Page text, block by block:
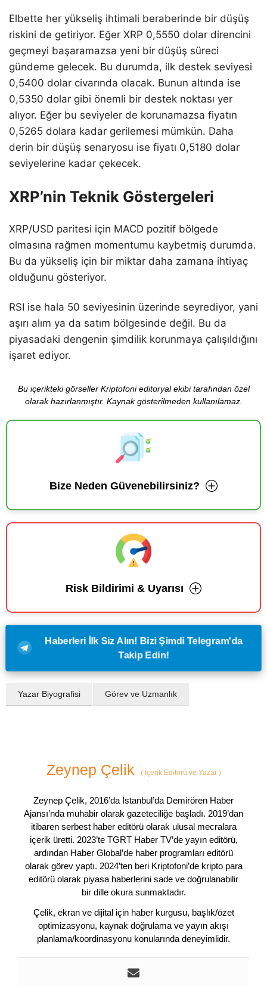
Elbette her yükseliş ihtimali beraberinde bir düşüş
riskini de getiriyor. Eğer XRP 0,5550 dolar direncini
geçmeyi başaramazsa yeni bir düşüş süreci
gündeme gelecek. Bu durumda, ilk destek seviyesi
0,5400 dolar civarında olacak. Bunun altında ise
0,5350 dolar gibi önemli bir destek noktası yer
alıyor. Eğer bu seviyeler de korunamazsa fiyatın
0,5265 dolara kadar gerilemesi mümkün. Daha
derin bir düşüş senaryosu ise fiyatı 0,5180 dolar
seviyelerine kadar çekecek.
XRP’nin Teknik Göstergeleri
XRP/USD paritesi için MACD pozitif bölgede
olmasına rağmen momentumu kaybetmiş durumda.
Bu da yükseliş için bir miktar daha zamana ihtiyaç
olduğunu gösteriyor.
RSI ise hala 50 seviyesinin üzerinde seyrediyor, yani
aşırı alım ya da satım bölgesinde değil. Bu da
piyasadaki dengenin şimdilik korunmaya çalışıldığını
işaret ediyor.
Bu içerikteki görseller Kriptofoni editoryal ekibi tarafından özel
olarak hazırlanmıştır. Kaynak gösterilmeden kullanılamaz.
Bize Neden Güvenebilirsiniz?
Risk Bildirimi & Uyarısı
Haberleri İlk Siz Alın! Bizi Şimdi Telegram'da
Takip Edin!
Yazar Biyografisi Görev ve Uzmanlık
Zeynep Çelik (İçerik Editörü ve Yazar )
Zeynep Çelik, 2016’da İstanbul’da Demirören Haber
Ajansı’nda muhabir olarak gazeteciliğe başladı. 2019’dan
itibaren serbest haber editörü olarak ulusal mecralara
içerik üretti. 2023’te TGRT Haber TV’de yayın editörü,
ardından Haber Global’de haber programları editörü
olarak görev yaptı. 2024’ten beri Kriptofoni’de kripto para
editörü olarak piyasa haberlerini sade ve doğrulanabilir
bir dille okura sunmaktadır.
Çelik, ekran ve dijital için haber kurgusu, başlık/özet
optimizasyonu, kaynak doğrulama ve yayın akışı
planlama/koordinasyonu konularında deneyimlidir.